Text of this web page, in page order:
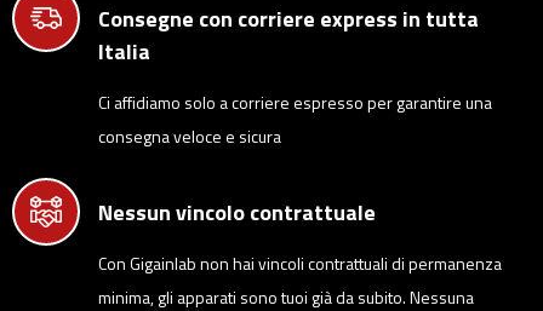
Consegne con corriere express in tutta
Italia
Ci affidiamo solo a corriere espresso per garantire una
consegna veloce e sicura
Nessun vincolo contrattuale
Con Gigainlab non hai vincoli contrattuali di permanenza
minima, gli apparati sono tuoi già da subito. Nessuna